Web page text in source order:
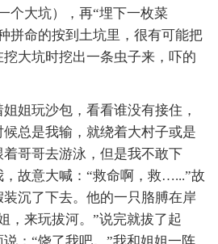
个大坑），再“埋下一枚菜
拼命的按到土坑里，很有可能把
大坑时挖出一条虫子来，吓的
姐玩沙包，看看谁没有接住，
总是我输，就绕着大村子或是
哥哥去游泳，但是我不敢下
故意大喊：“救命啊，救…...”故
沉了下去。他的一只胳膊在岸
，来玩拔河。”说完就拔了起
：“饶了我吧。”我和姐姐一阵